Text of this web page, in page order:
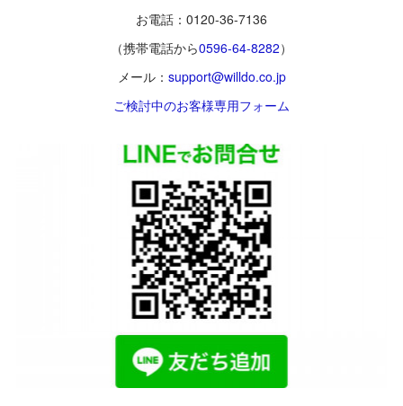
お電話：0120-36-7136
（携帯電話から0596-64-8282）
メール： support@willdo.co.jp
ご検討中のお客様専用フォーム